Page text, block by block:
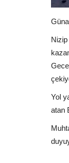
Nizip
Yol
atan